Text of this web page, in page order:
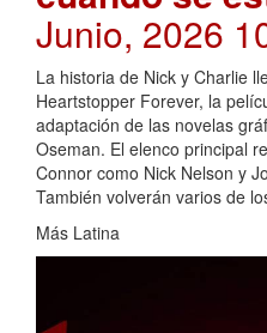
Junio, 2026
La historia de Nick y Charlie
Heartstopper Forever, la
adaptación de las novelas
Oseman. El elenco principal
Connor como Nick Nelson y
También volverán varios de
Más Latina